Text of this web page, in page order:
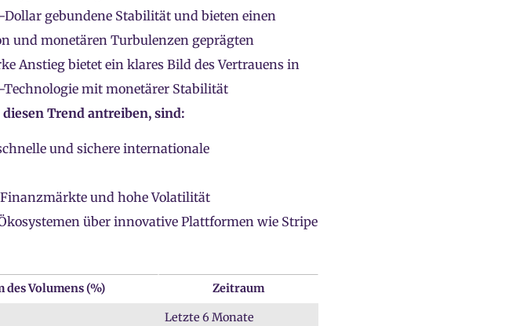
gebundene Stabilität und bieten einen
und monetären Turbulenzen geprägten
Anstieg bietet ein klares Bild des Vertrauens in
mit monetärer Stabilität
Trend antreiben, sind:
und sichere internationale
und hohe Volatilität
über innovative Plattformen wie Stripe
des Volumens (%) Zeitraum
Letzte 6 Monate